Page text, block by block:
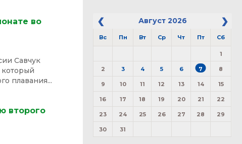
во
Савчук
плавания...
второго
Август 2026
Вс Пн Вт Ср Чт Пт Сб
1
2 3 4 5 6 7 8
9 10 11 12 13 14 15
16 17 18 19 20 21 22
23 24 25 26 27 28 29
30 31